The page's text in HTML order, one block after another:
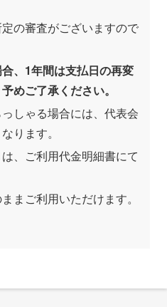
の審査がございますので
、1年間は支払日の再変
めご了承ください。
しゃる場合には、代表会
ります。
、ご利用代金明細書にて
まご利用いただけます。